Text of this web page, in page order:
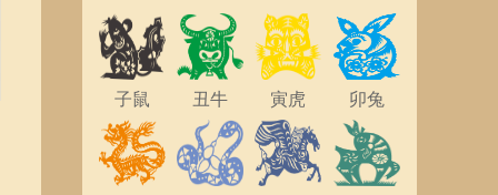
子鼠 丑牛 寅虎 卯兔